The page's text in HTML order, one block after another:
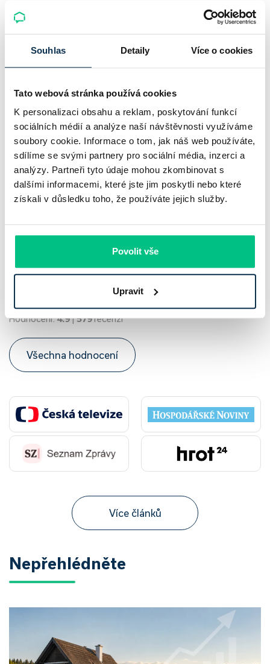
Souhlas Detaily Více o cookies
Tato webová stránka používá cookies
K personalizaci obsahu a reklam, poskytování funkcí
sociálních médií a analýze naší návštěvnosti využíváme
soubory cookie. Informace o tom, jak náš web používáte,
sdílíme se svými partnery pro sociální média, inzerci a
analýzy. Partneři tyto údaje mohou zkombinovat s
dalšími informacemi, které jste jim poskytli nebo které
získali v důsledku toho, že používáte jejich služby.
Povolit vše
Upravit
Online sjednání hypotéky
Podpora online hypotečního specialisty
Zvýhodněné podmínky
Sledujte novinky z hypotečního světa společně s námi
Přihlásit
Napsali o nás
Hodnocení:4.9|579recenzí
Všechna hodnocení
Více článků
Nepřehlédněte